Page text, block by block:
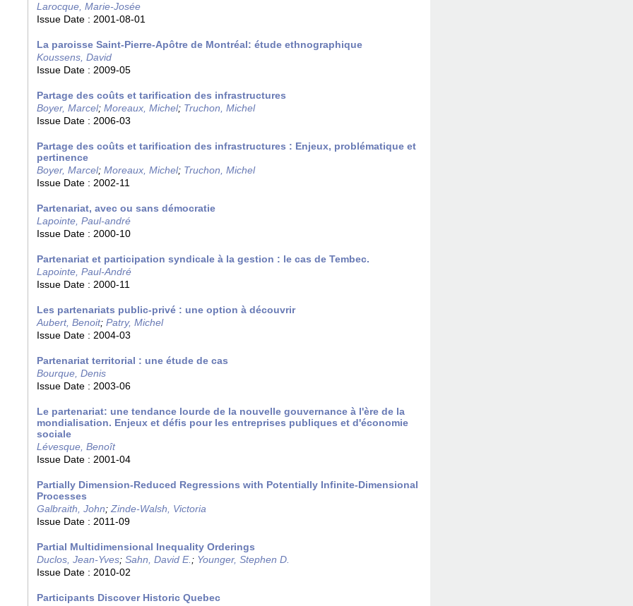
Larocque, Marie-Josée
Issue Date : 2001-08-01
La paroisse Saint-Pierre-Apôtre de Montréal: étude ethnographique
Koussens, David
Issue Date : 2009-05
Partage des coûts et tarification des infrastructures
Boyer, Marcel; Moreaux, Michel; Truchon, Michel
Issue Date : 2006-03
Partage des coûts et tarification des infrastructures : Enjeux, problématique et
pertinence
Boyer, Marcel; Moreaux, Michel; Truchon, Michel
Issue Date : 2002-11
Partenariat, avec ou sans démocratie
Lapointe, Paul-andré
Issue Date : 2000-10
Partenariat et participation syndicale à la gestion : le cas de Tembec.
Lapointe, Paul-André
Issue Date : 2000-11
Les partenariats public-privé : une option à découvrir
Aubert, Benoit; Patry, Michel
Issue Date : 2004-03
Partenariat territorial : une étude de cas
Bourque, Denis
Issue Date : 2003-06
Le partenariat: une tendance lourde de la nouvelle gouvernance à l'ère de la
mondialisation. Enjeux et défis pour les entreprises publiques et d'économie
sociale
Lévesque, Benoît
Issue Date : 2001-04
Partially Dimension-Reduced Regressions with Potentially Infinite-Dimensional
Processes
Galbraith, John; Zinde-Walsh, Victoria
Issue Date : 2011-09
Partial Multidimensional Inequality Orderings
Duclos, Jean-Yves; Sahn, David E. ; Younger, Stephen D.
Issue Date : 2010-02
Participants Discover Historic Quebec